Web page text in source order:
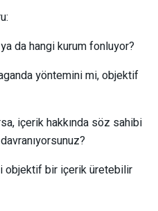
da hangi kurum fonluyor?
yöntemini mi, objektif
içerik hakkında söz sahibi
objektif bir içerik üretebilir